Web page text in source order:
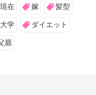
現在 嫁 髪型
大学 ダイエット
親